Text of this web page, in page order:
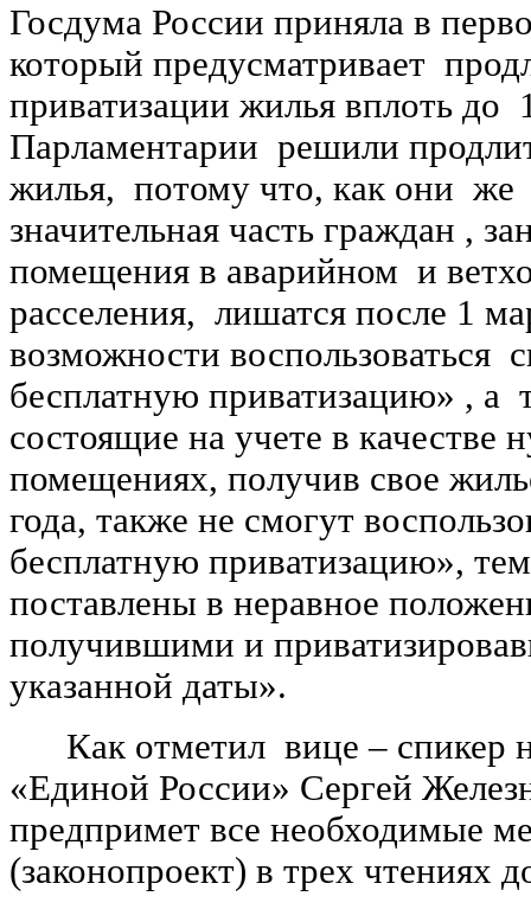
Госдума России приняла в
который предусматривает
приватизации жилья вплоть до
Парламентарии решили
жилья, потому что, как они
значительная часть граждан ,
помещения в аварийном и
расселения, лишатся после 1
возможности воспользоваться
бесплатную приватизацию» , а
состоящие на учете в
помещениях, получив свое
года, также не смогут
бесплатную приватизацию»,
поставлены в неравное
получившими и
указанной даты».
Как отметил вице – спикер
«Единой России» Сергей
предпримет все необходимые
(законопроект) в трех чтениях